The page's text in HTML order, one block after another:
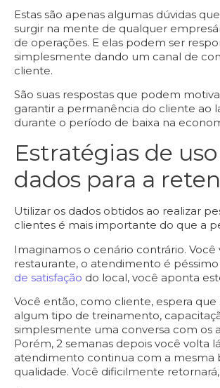
Estas são apenas algumas dúvidas
surgir na mente de qualquer
de operações. E elas podem ser
simplesmente dando um canal de
cliente.
São suas respostas que podem
garantir a permanência do cliente ao
durante o período de baixa na
Estratégias de
dados para a
Utilizar os dados obtidos ao realizar
clientes é mais importante do que a
Imaginamos o cenário contrário. Você
restaurante, o atendimento é péssimo
de satisfação do local, você aponta
Você então, como cliente, espera que
algum tipo de treinamento,
simplesmente uma conversa com os
Porém, 2 semanas depois você volta
atendimento continua com a mesma
qualidade. Você dificilmente